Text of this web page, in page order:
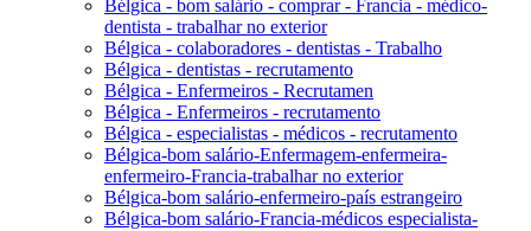
Bélgica - bom salário - comprar - Francia - médico-
dentista - trabalhar no exterior
Bélgica - colaboradores - dentistas - Trabalho
Bélgica - dentistas - recrutamento
Bélgica - Enfermeiros - Recrutamen
Bélgica - Enfermeiros - recrutamento
Bélgica - especialistas - médicos - recrutamento
Bélgica-bom salário-Enfermagem-enfermeira-
enfermeiro-Francia-trabalhar no exterior
Bélgica-bom salário-enfermeiro-país estrangeiro
Bélgica-bom salário-Francia-médicos especialista-